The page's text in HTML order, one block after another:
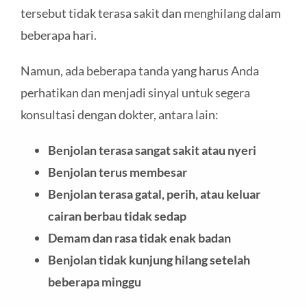
tersebut tidak terasa sakit dan menghilang dalam
beberapa hari.
Namun, ada beberapa tanda yang harus Anda
perhatikan dan menjadi sinyal untuk segera
konsultasi dengan dokter, antara lain:
Benjolan terasa sangat sakit atau nyeri
Benjolan terus membesar
Benjolan terasa gatal, perih, atau keluar
cairan berbau tidak sedap
Demam dan rasa tidak enak badan
Benjolan tidak kunjung hilang setelah
beberapa minggu